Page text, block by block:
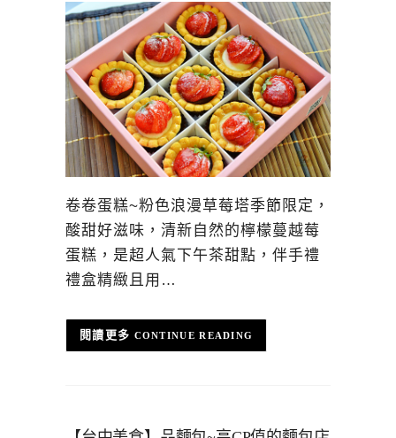
卷卷蛋糕~粉色浪漫草莓塔季節限定，
酸甜好滋味，清新自然的檸檬蔓越莓
蛋糕，是超人氣下午茶甜點，伴手禮
禮盒精緻且用…
CONTINUE READING